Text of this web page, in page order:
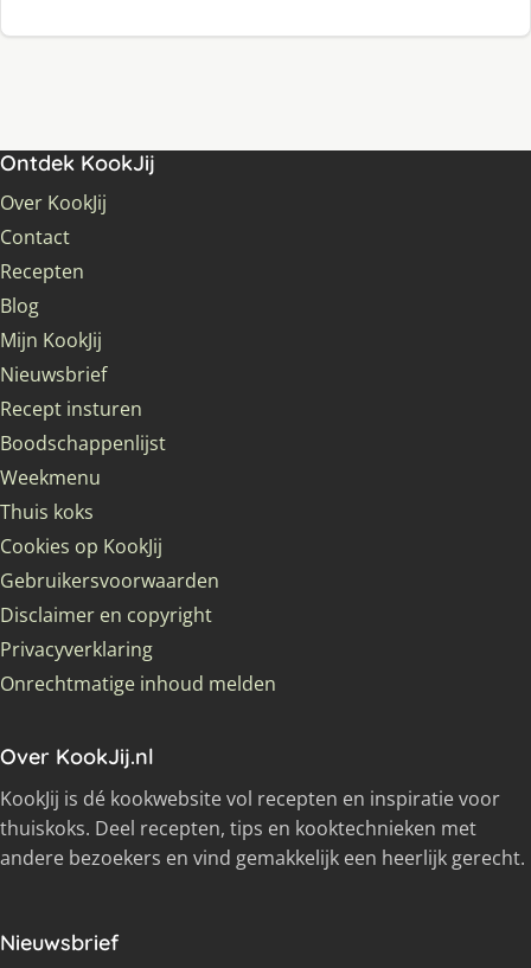
Ontdek KookJij
Over KookJij
Contact
Recepten
Blog
Mijn KookJij
Nieuwsbrief
Recept insturen
Boodschappenlijst
Weekmenu
Thuis koks
Cookies op KookJij
Gebruikersvoorwaarden
Disclaimer en copyright
Privacyverklaring
Onrechtmatige inhoud melden
Over KookJij.nl
KookJij is dé kookwebsite vol recepten en inspiratie voor
thuiskoks. Deel recepten, tips en kooktechnieken met
andere bezoekers en vind gemakkelijk een heerlijk gerecht.
Nieuwsbrief